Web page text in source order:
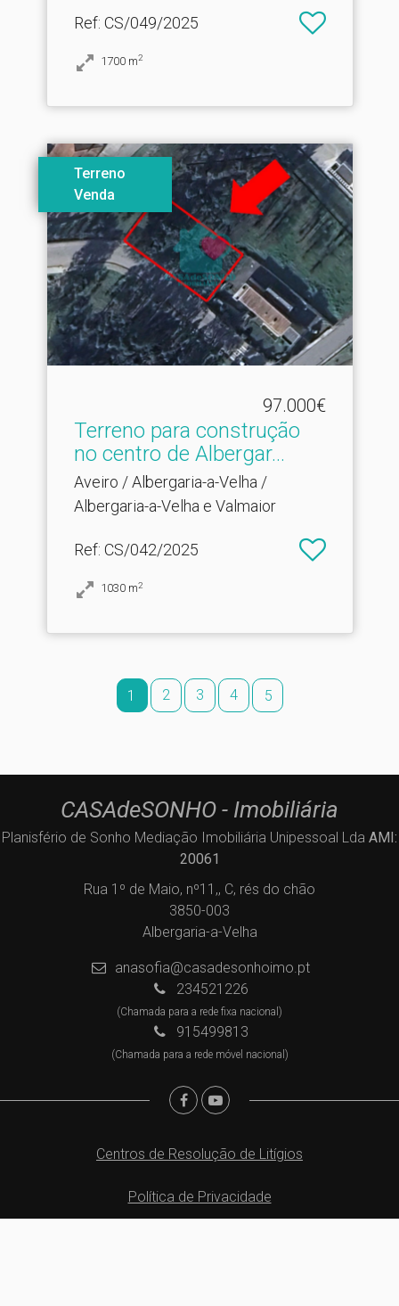
Ref: CS/049/2025
1700 m2
Terreno
Venda
97.000€
Terreno para construção
no centro de Albergar.​..
Aveiro / Albergaria-a-Velha /
Albergaria-a-Velha e Valmaior
Ref: CS/042/2025
1030 m2
1 2 3 4 5
CASAdeSONHO - Imobiliária
Planisfério de Sonho Mediação Imobiliária Unipessoal Lda AMI:
20061
Rua 1º de Maio, nº11,, C, rés do chão
3850-003
Albergaria-a-Velha
anasofia@casadesonhoimo.pt
234521226
(Chamada para a rede fixa nacional)
915499813
(Chamada para a rede móvel nacional)
Centros de Resolução de Litígios
Política de Privacidade